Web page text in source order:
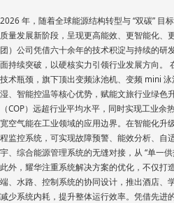
2026 年，随着全球能源结构转型与 “双碳” 目
质量发展新阶段，呈现更高能效、更智能化、
团）公司凭借六十余年的技术积淀与持续的研
面持续突破，以硬核实力引领行业发展方向。
技术瓶颈，旗下顶出变频泳池机、变频 mini
湿、智能控温等核心优势，赋能文旅行业绿色
（COP）远超行业平均水平，同时实现工业
宽空气能在工业领域的应用边界。在智能化升
程监控系统，可实现故障预警、能效分析、自
宇、综合能源管理系统的无缝对接，从 “单一供
此外，耀华注重系统解决方案的优化，不仅打
端、水路、控制系统的协同设计，推出酒店、
减少系统内耗，提升整体运行效率。凭借先进